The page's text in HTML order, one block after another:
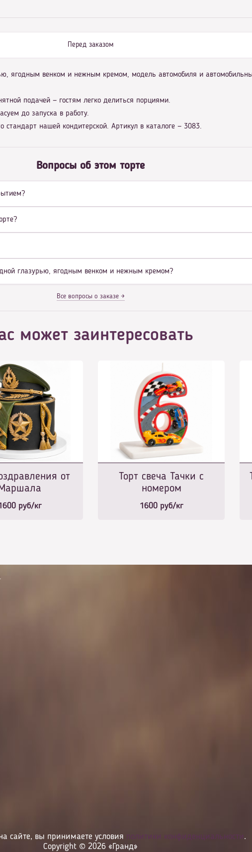
Перед заказом
ягодным венком и нежным кремом, модель автомобиля и
подачей — гостям легко делиться порциями.
до запуска в работу.
стандарт нашей кондитерской. Артикул в каталоге — 3083.
Вопросы об этом торте
глазурью, ягодным венком и нежным кремом?
Все вопросы о заказе →
может заинтересовать
от
руб/кг
Торт свеча Тачки с
номером
1600руб/кг
сайте, вы принимаете условия политики конфиденциальности.
Copyright © 2026 «Гранд»